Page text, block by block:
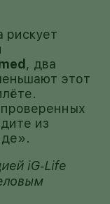
рискует
, два
этот
из
iG‑Life